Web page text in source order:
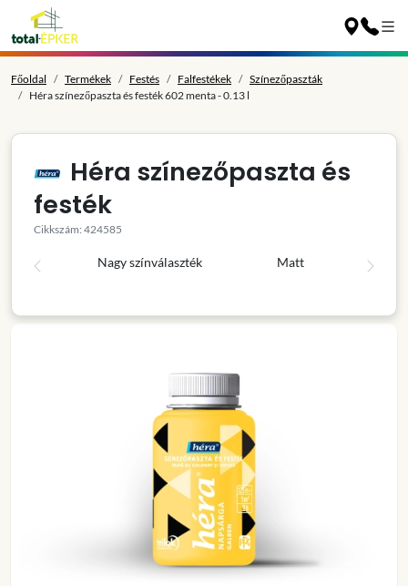
Főoldal Termékek Festés Falfestékek
Színezőpaszták
Héra színezőpaszta és festék 602 menta - 0.13 l
Héra színezőpaszta és
festék
Cikkszám: 424585
Nagy színválaszték Matt